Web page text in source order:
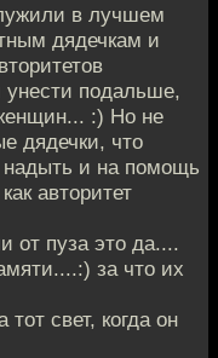
в лучшем
дядечкам и
унести подальше,
:) Но не
дядечки, что
и на помощь
авторитет
от пуза это да....
за что их
свет, когда он